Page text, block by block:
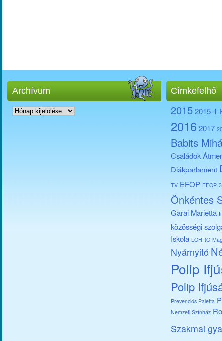
Archívum
Archívum
Címkefelhő
20152015-1-
2016 2017
Babits
Családok
Diákparlament
TV EFOP EFOP-
Önkéntes
Garai Marietta
közösségi
Iskola LOHRO
Nyárnyitó
Polip
Polip
Prevenciós Paletta
Nemzeti Színház
Szakmai